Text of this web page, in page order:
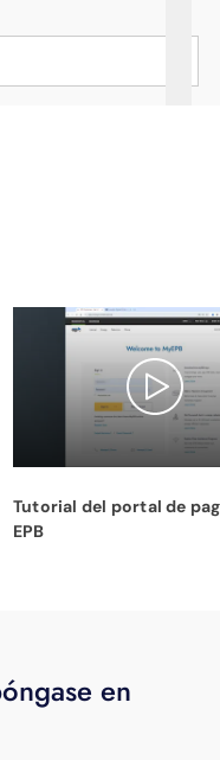
Tutorial del portal de
EPB
en